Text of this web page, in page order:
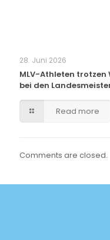
28. Juni 2026
MLV-Athleten trotzen
bei den
Read more
Comments are closed.